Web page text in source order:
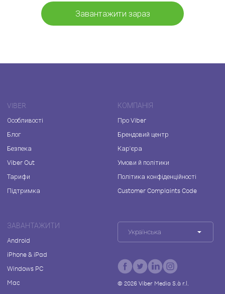
Завантажити зараз
VIBER
Особливості
Блог
Безпека
Viber Out
Тарифи
Підтримка
КОМПАНІЯ
Про Viber
Брендовий центр
Кар'єра
Умови й політики
Політика конфіденційності
Customer Complaints Code
ЗАВАНТАЖИТИ
Android
iPhone & iPad
Windows PC
Mac
Українська
© 2026Viber Media S.à r.l.